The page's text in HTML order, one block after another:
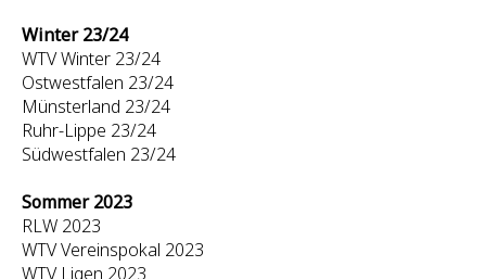
Winter 23/24
WTV Winter 23/24
Ostwestfalen 23/24
Münsterland 23/24
Ruhr-Lippe 23/24
Südwestfalen 23/24
Sommer 2023
RLW 2023
WTV Vereinspokal 2023
WTV Ligen 2023